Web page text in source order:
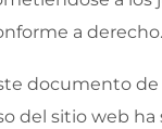
a derecho.
documento de
del sitio web